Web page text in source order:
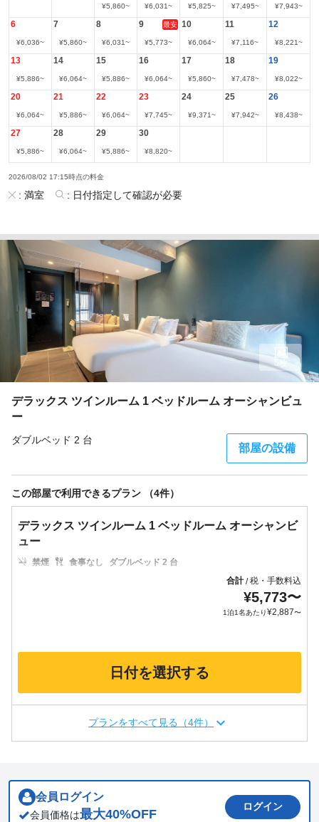
¥5,860~ ¥6,031~ ¥5,825~ ¥7,495~ ¥7,943~
6
¥6,036~
7
¥5,860~
8
¥6,031~
9 最安
¥5,773~
10
¥6,064~
11
¥7,116~
12
¥8,221~
13
¥5,886~
14
¥6,064~
15
¥5,886~
16
¥6,064~
17
¥5,860~
18
¥7,478~
19
¥8,022~
20
¥6,064~
21
¥5,886~
22
¥6,064~
23
¥7,745~
24
¥9,371~
25
¥7,942~
26
¥8,438~
27
¥5,886~
28
¥6,064~
29
¥5,886~
30
¥8,820~
2026/08/02 17:15時点の料金
: 満室 : 日付指定して確認が必要
デラックス ツインルーム 1 ベッドルーム オーシャンビュ
ー
ダブルベッド 2 台
部屋の設備
5枚
この部屋で利用できるプラン （4件）
デラックス ツインルーム 1 ベッドルーム オーシャンビ
ュー
禁煙 食事なし
ダブルベッド 2 台
合計/税・手数料込
¥5,773〜
1泊1名あたり¥2,887〜
日付を選択する
プランをすべて見る（4件）
会員ログイン
会員価格は最大40%OFF
ログイン